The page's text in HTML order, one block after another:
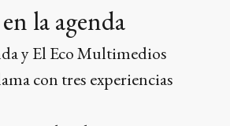
la agenda
y El Eco Multimedios
con tres experiencias